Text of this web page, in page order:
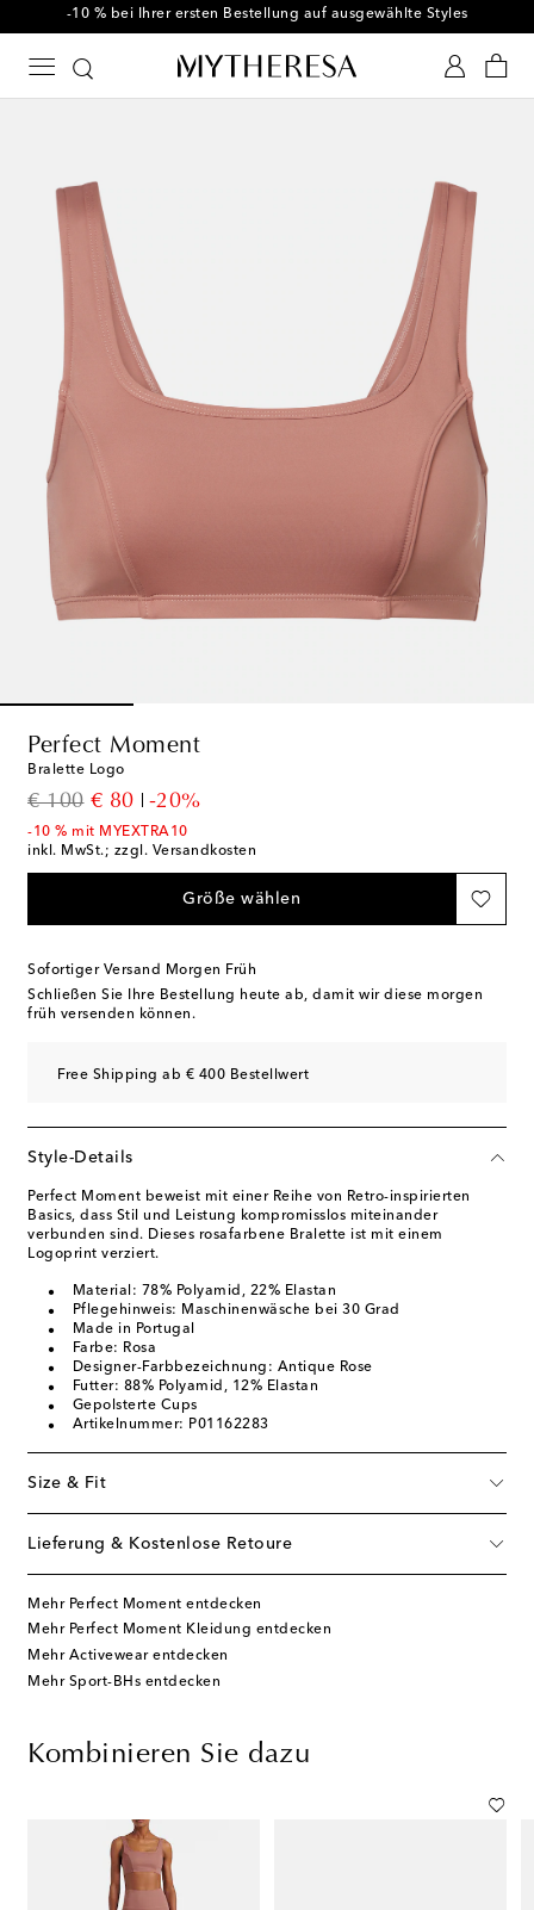
-10 % bei Ihrer ersten Bestellung auf ausgewählte Styles
Perfect Moment
Bralette Logo
€ 100
original price
€ 80
discount price
-20%
-10 % mit MYEXTRA10
inkl. MwSt.; zzgl. Versandkosten
Größe wählen
Sofortiger Versand Morgen Früh
Schließen Sie Ihre Bestellung heute ab, damit wir diese morgen
früh versenden können.
Free Shipping ab € 400 Bestellwert
Style-Details
Perfect Moment beweist mit einer Reihe von Retro-inspirierten
Basics, dass Stil und Leistung kompromisslos miteinander
verbunden sind. Dieses rosafarbene Bralette ist mit einem
Logoprint verziert.
Material: 78% Polyamid, 22% Elastan
Pflegehinweis: Maschinenwäsche bei 30 Grad
Made in Portugal
Farbe: Rosa
Designer-Farbbezeichnung: Antique Rose
Futter: 88% Polyamid, 12% Elastan
Gepolsterte Cups
Artikelnummer: P01162283
Size & Fit
Lieferung & Kostenlose Retoure
Mehr Perfect Moment entdecken
Mehr Perfect Moment Kleidung entdecken
Mehr Activewear entdecken
Mehr Sport-BHs entdecken
Kombinieren Sie dazu